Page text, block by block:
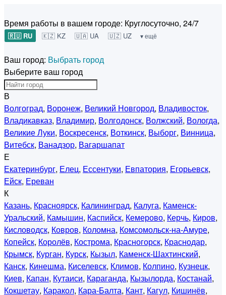
Время работы в вашем городе: Круглосуточно, 24/7
🇷🇺 RU 🇰🇿 KZ 🇺🇦 UA 🇺🇿 UZ ▾ ещё
Ваш город: Выбрать город
Выберите ваш город
В
Волгоград, Воронеж, Великий Новгород, Владивосток,
Владикавказ, Владимир, Волгодонск, Волжский, Вологда,
Великие Луки, Воскресенск, Воткинск, Выборг, Винница,
Витебск, Ванадзор, Вагаршапат
Е
Екатеринбург, Елец, Ессентуки, Евпатория, Егорьевск,
Ейск, Ереван
К
Казань, Красноярск, Калининград, Калуга, Каменск-
Уральский, Камышин, Каспийск, Кемерово, Керчь, Киров,
Кисловодск, Ковров, Коломна, Комсомольск-на-Амуре,
Копейск, Королёв, Кострома, Красногорск, Краснодар,
Крымск, Курган, Курск, Кызыл, Каменск-Шахтинский,
Канск, Кинешма, Киселевск, Климов, Колпино, Кузнецк,
Киев, Капан, Кутаиси, Караганда, Кызылорда, Костанай,
Кокшетау, Каракол, Кара-Балта, Кант, Кагул, Кишинёв,